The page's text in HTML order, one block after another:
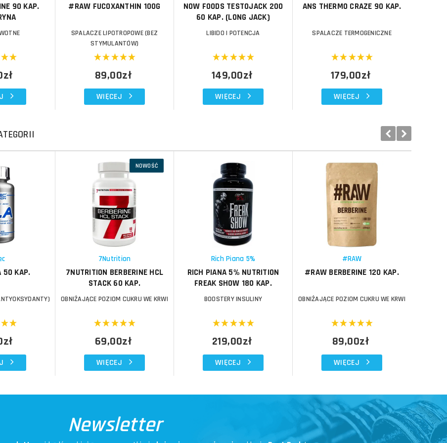
90 KAP.
#RAW FUCOXANTHIN 100G
SPALACZE LIPOTROPOWE (BEZ
STYMULANTÓW)
89,00zł
WIĘCEJ
NOW FOODS TESTOJACK 200
60 KAP. (LONG JACK)
LIBIDO I POTENCJA
149,00zł
WIĘCEJ
ANS THERMO CRAZE 90 KAP.
SPALACZE TERMOGENICZNE
179,00zł
WIĘCEJ
50 KAP.
NOWOŚĆ
7Nutrition
7NUTRITION BERBERINE HCL
STACK 60 KAP.
OBNIŻAJĄCE POZIOM CUKRU WE KRWI
69,00zł
WIĘCEJ
Rich Piana 5%
RICH PIANA 5% NUTRITION
FREAK SHOW 180 KAP.
BOOSTERY INSULINY
219,00zł
WIĘCEJ
#RAW
#RAW BERBERINE 120 KAP.
OBNIŻAJĄCE POZIOM CUKRU WE KRWI
89,00zł
WIĘCEJ
Newsletter